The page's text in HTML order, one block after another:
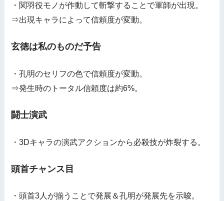
・関羽役モノが作動して斬撃することで軍師が出現。
⇒出現キャラによって信頼度が変動。
玄徳は私のものだ予告
・孔明のセリフの色で信頼度が変動。
⇒発生時のトータル信頼度は約6%。
闘士演武
・3Dキャラの演武アクションから必殺技が炸裂する。
頭首チャンス目
・頭首3人が揃うことで発展＆孔明が発展先を示唆。